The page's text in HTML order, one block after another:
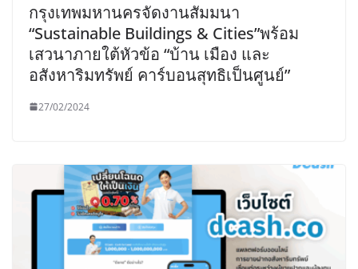
กรุงเทพมหานครจัดงานสัมมนา
“Sustainable Buildings & Cities”พร้อม
เสวนาภายใต้หัวข้อ “บ้าน เมือง และ
อสังหาริมทรัพย์ คาร์บอนสุทธิเป็นศูนย์”
27/02/2024